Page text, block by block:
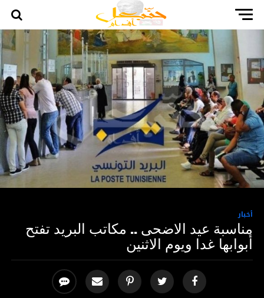
أخبار
مناسبة عيد الاضحى .. مكاتب البريد تفتح
أبوابها غدا ويوم الاثنين